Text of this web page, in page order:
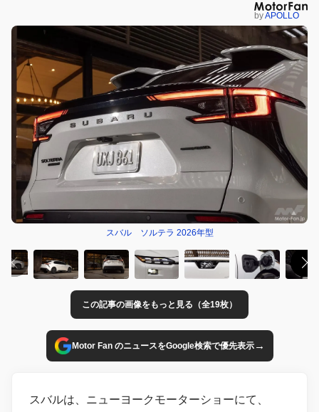
byAPOLLO
スバル ソルテラ 2026年型
この記事の画像をもっと見る（全19枚）
Motor Fan のニュースをGoogle検索で優先表示→
スバルは、ニューヨークモーターショーにて、